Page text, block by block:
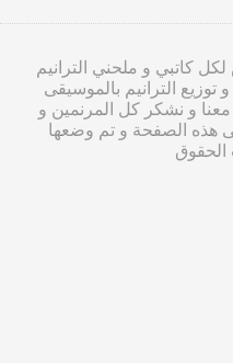
كاتبي و ملحني الترانيم
الترانيم بالموسيقى
و نشكر كل المرنمين و
هذه الصفحة و تم وضعها